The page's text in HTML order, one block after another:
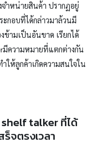
ำหน่ายสินค้า ปรากฏอยู่
กอบที่ได้กล่าวมาล้วนมี
ามเป็นอันขาด เรียกได้
มีความหมายที่แตกต่างกัน
ให้ลูกค้าเกิดความสนใจใน
talker ที่ได้
จตรงเวลา